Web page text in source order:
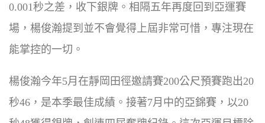
0.001秒之差，收下銀牌。相隔五年再度回到亞運賽
場，楊俊瀚提到並不會覺得上屆非常可惜，專注現在
能掌控的一切。
楊俊瀚今年5月在靜岡田徑邀請賽200公尺預賽跑出20
秒46，是本季最佳成績。接著7月中的亞錦賽，以20